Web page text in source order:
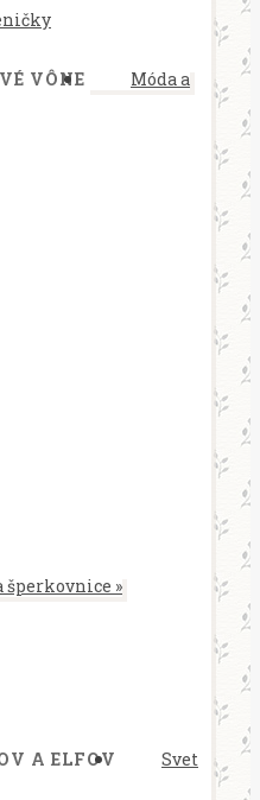
VÔNE Móda a
šperkovnice »
A ELFOV Svet